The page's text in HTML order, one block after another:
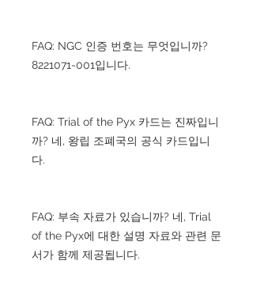
FAQ: NGC 인증 번호는 무엇입니까?
8221071-001입니다.
FAQ: Trial of the Pyx 카드는 진짜입니
까? 네, 왕립 조폐국의 공식 카드입니
다.
FAQ: 부속 자료가 있습니까? 네, Trial
of the Pyx에 대한 설명 자료와 관련 문
서가 함께 제공됩니다.